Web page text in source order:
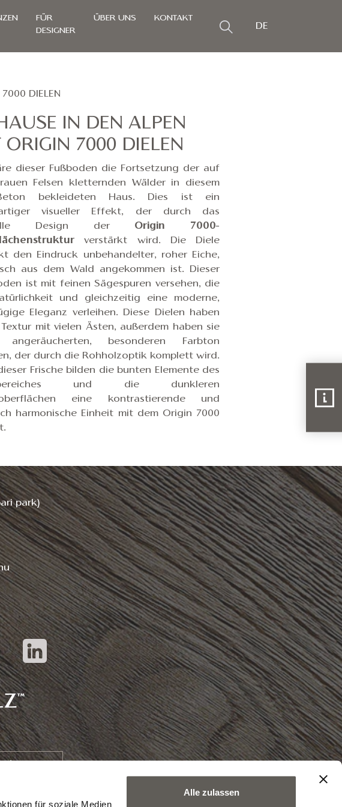
für soziale Medien
Alle zulassen
FÜR
DESIGNER
ÜBER UNS KONTAKT
DE
DIELEN
IN DEN ALPEN
ORIGIN 7000 DIELEN
dieser Fußboden die Fortsetzung der auf
Felsen kletternden Wälder in diesem
bekleideten Haus. Dies ist ein
visueller Effekt, der durch das
Design der Origin 7000-
verstärkt wird. Die Diele
den Eindruck unbehandelter, roher Eiche,
aus dem Wald angekommen ist. Dieser
ist mit feinen Sägespuren versehen, die
und gleichzeitig eine moderne,
Eleganz verleihen. Diese Dielen haben
Textur mit vielen Ästen, außerdem haben sie
angeräucherten, besonderen Farbton
der durch die Rohholzoptik komplett wird.
Frische bilden die bunten Elemente des
und die dunkleren
eine kontrastierende und
harmonische Einheit mit dem Origin 7000
park)